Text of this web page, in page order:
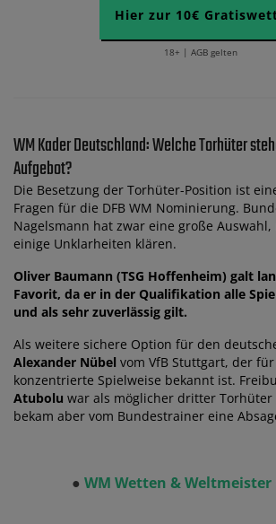
Hier zur 10€
18+ | AGB gelten
WM Kader Deutschland: Welche Torhüter
Aufgebot?
Die Besetzung der Torhüter-Position ist
Fragen für die DFB WM Nominierung.
Nagelsmann hat zwar eine große
einige Unklarheiten klären.
Oliver Baumann (TSG Hoffenheim) galt
Favorit, da er in der Qualifikation alle
und als sehr zuverlässig gilt.
Als weitere sichere Option für den
Alexander Nübel vom VfB Stuttgart, der
konzentrierte Spielweise bekannt ist.
Atubolu war als möglicher dritter Torhüter
bekam aber vom Bundestrainer eine
● WM Wetten &